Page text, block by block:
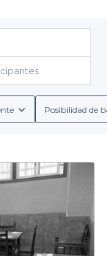
Posibilidad de